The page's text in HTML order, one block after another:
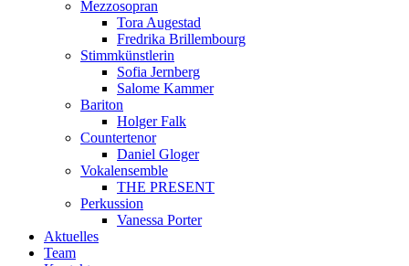
Mezzosopran
Tora Augestad
Fredrika Brillembourg
Stimmkünstlerin
Sofia Jernberg
Salome Kammer
Bariton
Holger Falk
Countertenor
Daniel Gloger
Vokalensemble
THE PRESENT
Perkussion
Vanessa Porter
Aktuelles
Team